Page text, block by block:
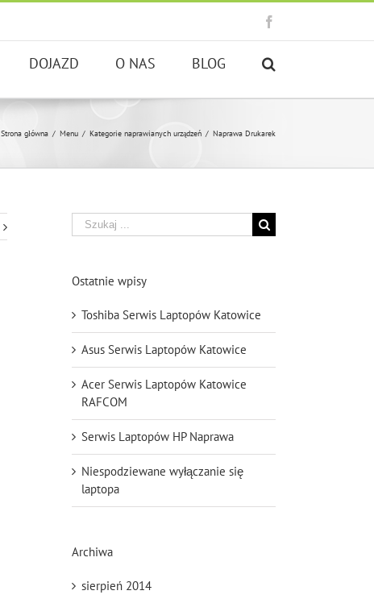
DOJAZD O NAS BLOG
Strona główna / Menu / Kategorie naprawianych urządzeń / Naprawa Drukarek
Szukaj
Ostatnie wpisy
Toshiba Serwis Laptopów Katowice
Asus Serwis Laptopów Katowice
Acer Serwis Laptopów Katowice
RAFCOM
Serwis Laptopów HP Naprawa
Niespodziewane wyłączanie się
laptopa
Archiwa
sierpień 2014